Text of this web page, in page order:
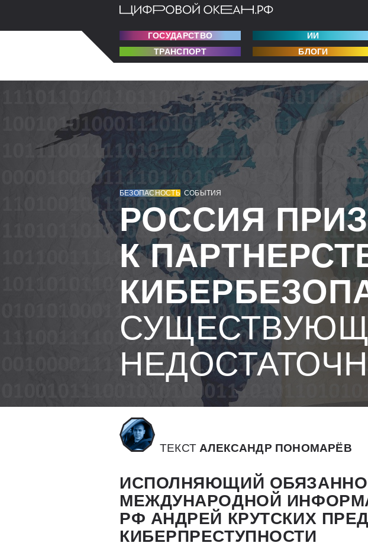
ГОСУДАРСТВО ИИ
ТРАНСПОРТ
БЛОГИ
БЕЗОПАСНОСТЬ СОБЫТИЯ
РОССИЯ
К
ТЕКСТ АЛЕКСАНДР ПОНОМАРЁВ
ИСПОЛНЯЮЩИЙ
МЕЖДУНАРОДНОЙ
РФ АНДРЕЙ КРУТСКИХ
КИБЕРПРЕСТУПНОСТИ